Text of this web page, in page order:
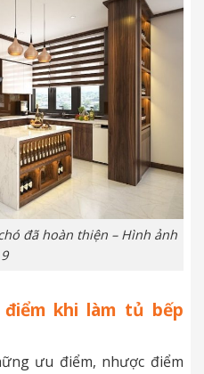
đã hoàn thiện – Hình ảnh
9
khi làm tủ bếp
ưu điểm, nhược điểm